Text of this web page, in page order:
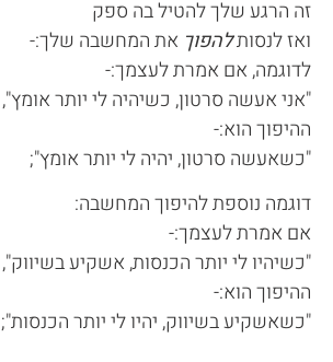
זה הרגע שלך להטיל בה ספק
ואז לנסותלהפוך את המחשבה שלך:-
לדוגמה, אם אמרת לעצמך:-
"אני אעשה סרטון, כשיהיה לי יותר אומץ",
ההיפוך הוא:-
"כשאעשה סרטון, יהיה לי יותר אומץ";
דוגמה נוספת להיפוך המחשבה:
אם אמרת לעצמך:-
"כשיהיו לי יותר הכנסות, אשקיע בשיווק",
ההיפוך הוא:-
"כשאשקיע בשיווק, יהיו לי יותר הכנסות";